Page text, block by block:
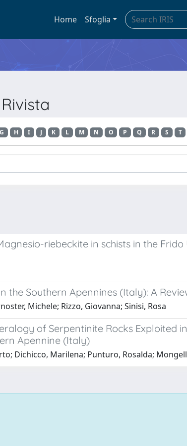
Home Sfoglia
G H I J K L M N O P Q R S T
riebeckite in schists in the Frido
the Southern Apennines (Italy): A
Michele; Rizzo, Giovanna; Sinisi, Rosa
of Serpentinite Rocks Exploited
Apennine (Italy)
Dichicco, Marilena; Punturo, Rosalda;